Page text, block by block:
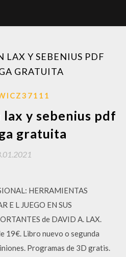
Y SEBENIUS PDF
GRATUITA
y sebenius pdf
gratuita
HERRAMIENTAS
E L JUEGO EN SUS
de DAVID A. LAX.
19€. Libro nuevo o segunda
Programas de 3D gratis.